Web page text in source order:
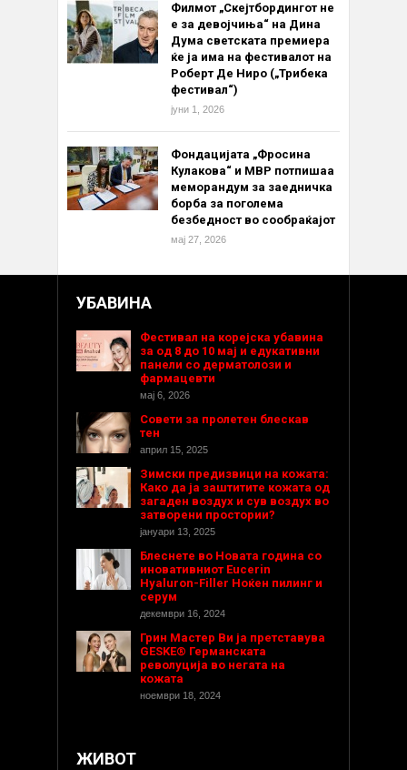
Филмот „Скејтбордингот не
е за девојчиња“ на Дина
Дума светската премиера
ќе ја има на фестивалот на
Роберт Де Ниро („Трибека
фестивал“)
јуни 1, 2026
Фондацијата „Фросина
Кулакова“ и МВР потпишаа
меморандум за заедничка
борба за поголема
безбедност во сообраќајот
мај 27, 2026
УБАВИНА
Фестивал на корејска убавина
за од 8 до 10 мај и едукативни
панели со дерматолози и
фармацевти
мај 6, 2026
Совети за пролетен блескав
тен
април 15, 2025
Зимски предизвици на кожата:
Како да ја заштитите кожата од
загаден воздух и сув воздух во
затворени простории?
јануари 13, 2025
Блеснете во Новата година со
иновативниот Eucerin
Hyaluron-Filler Ноќен пилинг и
серум
декември 16, 2024
Грин Мастер Ви ја претставува
GESKE® Германската
револуција во негата на
кожата
ноември 18, 2024
ЖИВОТ